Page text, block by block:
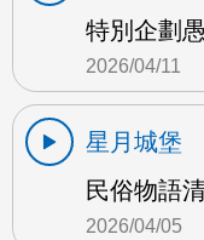
特別企劃
2026/04/11
星月城堡
民俗物語
2026/04/05